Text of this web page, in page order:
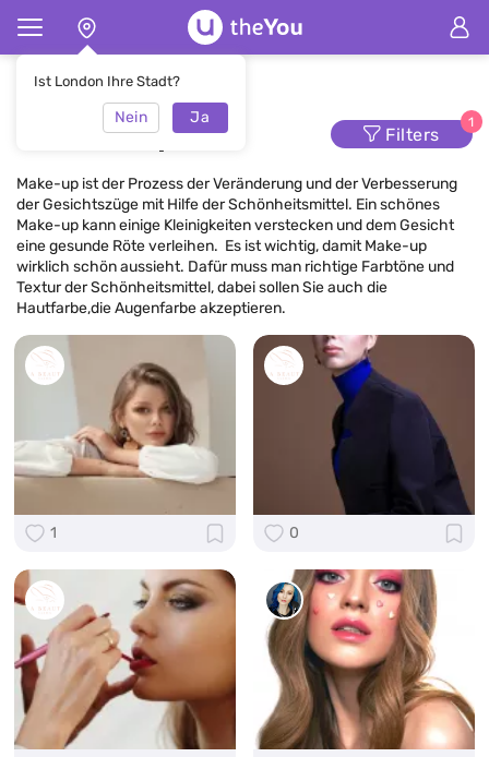
Ist London Ihre Stadt?
Nein Ja
Hauptseite Make-up
Make-up Filters
1
Make-up ist der Prozess der Veränderung und der Verbesserung
der Gesichtszüge mit Hilfe der Schönheitsmittel. Ein schönes
Make-up kann einige Kleinigkeiten verstecken und dem Gesicht
eine gesunde Röte verleihen. Es ist wichtig, damit Make-up
wirklich schön aussieht. Dafür muss man richtige Farbtöne und
Textur der Schönheitsmittel, dabei sollen Sie auch die
Hautfarbe,die Augenfarbe akzeptieren.
1 0